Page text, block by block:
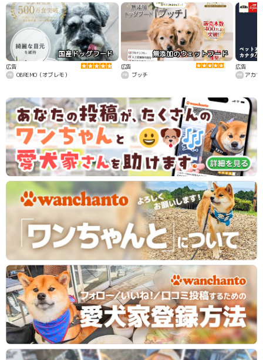
国産ドッグフード
広告
OBREMO（オブレモ）
無添加のウェットフード
広告
ブッチ
カ
広告
アカ